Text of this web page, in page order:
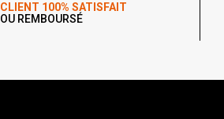
CLIENT 100% SATISFAIT
OU REMBOURSÉ